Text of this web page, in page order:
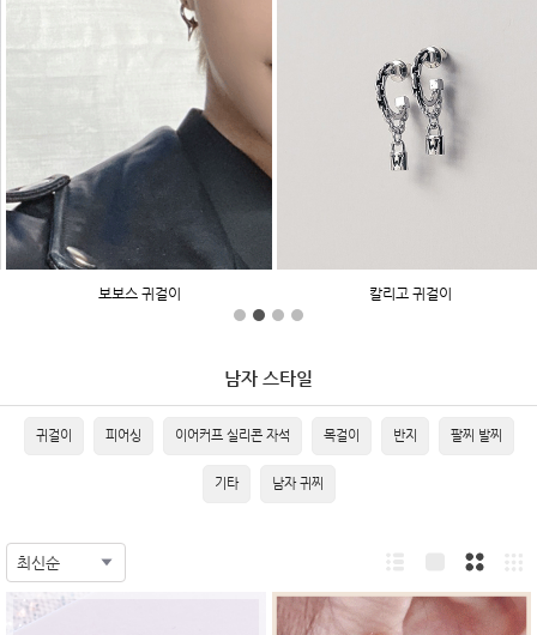
보보스 귀걸이 칼리고 귀걸이
남자 스타일
귀걸이 피어싱 이어커프 실리콘 자석 목걸이 반지 팔찌 발찌
기타 남자 귀찌